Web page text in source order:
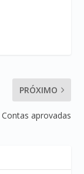
PRÓXIMO
Contas aprovadas